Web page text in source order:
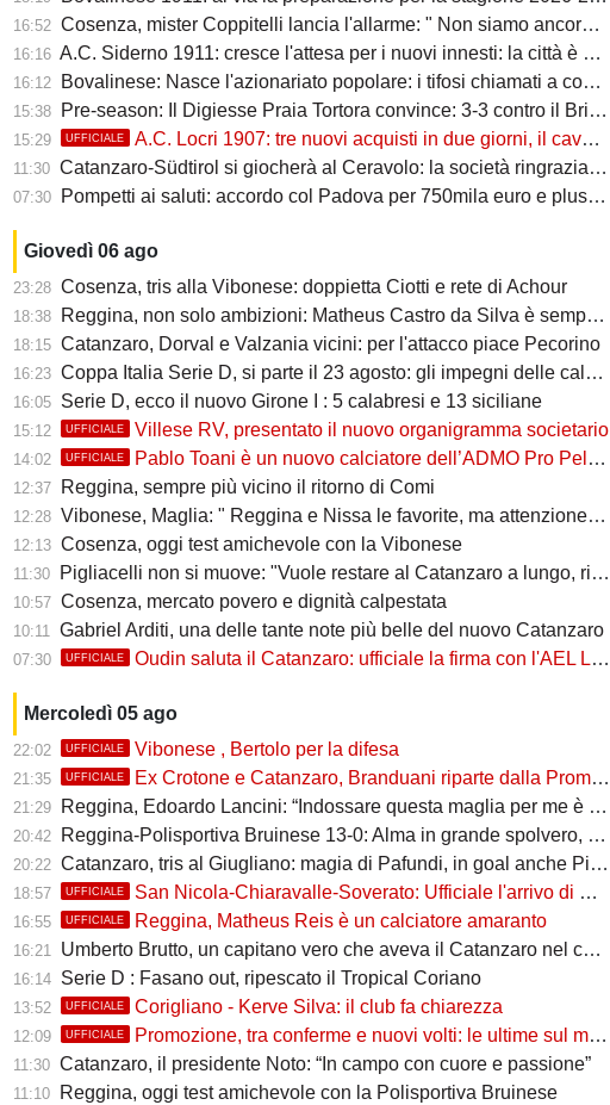
16:52 Cosenza, mister Coppitelli lancia l'allarme: " Non siamo ancora una vera squadra"
16:16 A.C. Siderno 1911: cresce l'attesa per i nuovi innesti: la città è pronta ad accogliere i protagonisti della nuova stagione
16:12 Bovalinese: Nasce l'azionariato popolare: i tifosi chiamati a costruire il futuro amaranto
15:38 Pre-season: Il Digiesse Praia Tortora convince: 3-3 contro il Brindisi F.C.
15:29 UFFICIALE A.C. Locri 1907: tre nuovi acquisti in due giorni, il cavallo alato è scatenato
11:30 Catanzaro-Südtirol si giocherà al Ceravolo: la società ringrazia la macchina organizzativa
07:30 Pompetti ai saluti: accordo col Padova per 750mila euro e plusvalenza Catanzaro
Giovedì 06 ago
23:28 Cosenza, tris alla Vibonese: doppietta Ciotti e rete di Achour
18:38 Reggina, non solo ambizioni: Matheus Castro da Silva è sempre più vicino
18:15 Catanzaro, Dorval e Valzania vicini: per l'attacco piace Pecorino
16:23 Coppa Italia Serie D, si parte il 23 agosto: gli impegni delle calabresi
16:05 Serie D, ecco il nuovo Girone I : 5 calabresi e 13 siciliane
15:12 UFFICIALE Villese RV, presentato il nuovo organigramma societario
14:02 UFFICIALE Pablo Toani è un nuovo calciatore dell’ADMO Pro Pellaro 1919
12:37 Reggina, sempre più vicino il ritorno di Comi
12:28 Vibonese, Maglia: " Reggina e Nissa le favorite, ma attenzione alle sorprese"
12:13 Cosenza, oggi test amichevole con la Vibonese
11:30 Pigliacelli non si muove: "Vuole restare al Catanzaro a lungo, rifiutate Serie A e B"
10:57 Cosenza, mercato povero e dignità calpestata
10:11 Gabriel Arditi, una delle tante note più belle del nuovo Catanzaro
07:30 UFFICIALE Oudin saluta il Catanzaro: ufficiale la firma con l'AEL Limassol
Mercoledì 05 ago
22:02 UFFICIALE Vibonese , Bertolo per la difesa
21:35 UFFICIALE Ex Crotone e Catanzaro, Branduani riparte dalla Promozione
21:29 Reggina, Edoardo Lancini: “Indossare questa maglia per me è un’emozione”
20:42 Reggina-Polisportiva Bruinese 13-0: Alma in grande spolvero, cinquina per lui
20:22 Catanzaro, tris al Giugliano: magia di Pafundi, in goal anche Pittarello e Reita
18:57 UFFICIALE San Nicola-Chiaravalle-Soverato: Ufficiale l'arrivo di Santiago Dorato
16:55 UFFICIALE Reggina, Matheus Reis è un calciatore amaranto
16:21 Umberto Brutto, un capitano vero che aveva il Catanzaro nel cuore
16:14 Serie D : Fasano out, ripescato il Tropical Coriano
13:52 UFFICIALE Corigliano - Kerve Silva: il club fa chiarezza
12:09 UFFICIALE Promozione, tra conferme e nuovi volti: le ultime sul mercato del girone A
11:30 Catanzaro, il presidente Noto: “In campo con cuore e passione”
11:10 Reggina, oggi test amichevole con la Polisportiva Bruinese